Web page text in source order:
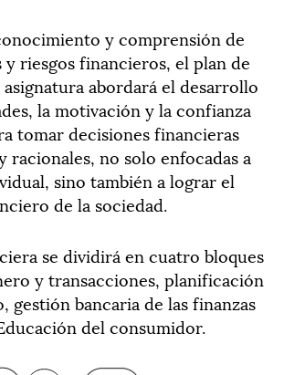
y comprensión de
riesgos financieros, el plan de
abordará el desarrollo
la motivación y la confianza
tomar decisiones financieras
racionales, no solo enfocadas a
sino también a lograr el
de la sociedad.
se dividirá en cuatro bloques
y transacciones, planificación
gestión bancaria de las finanzas
del consumidor.